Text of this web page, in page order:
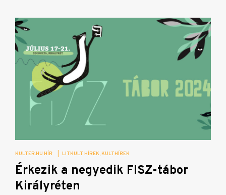
KULTER.HU HÍR LITKULT HÍREK KULTHÍREK
Érkezik a negyedik FISZ-tábor
Királyréten